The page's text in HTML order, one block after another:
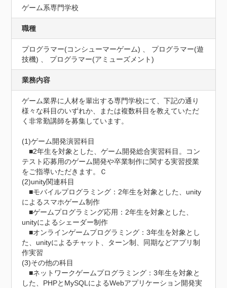
ゲーム系専門学校
職種
プログラマー(コンシューマーゲーム) 、 プログラマー(遊
技機) 、 プログラマー(アミューズメント)
業務内容
ゲーム業界に人材を輩出する専門学校にて、下記の通り
様々な科目のいずれか、または複数科目を教えていただ
く非常勤講師を募集しています。
(1)ゲーム開発演習科目
■2年生を対象とした、ゲーム開発総合実習科目。コン
テスト応募用のゲーム開発や卒業制作に関する実習授業
をご指導いただきます。Ｃ
(2)unity関連科目
■モバイルプログラミング：2年生を対象とした、unity
によるスマホゲーム制作
■ゲームプログラミング応用：2年生を対象とした、
unityによるシェーダー制作
■オンラインゲームプログラミング：3年生を対象とし
た、unityによるチャット、ターン制、同期などアプリ制
作実習
(3)その他の科目
■ネットワークゲームプログラミング：3年生を対象と
した、PHPとMySQLによるWebアプリケーション開発実